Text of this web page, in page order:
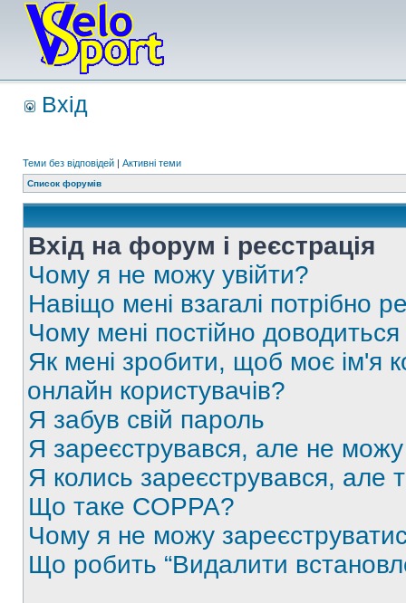
Вхід
Теми без відповідей | Активні теми
Список форумів
Вхід на форум і реєстрація
Чому я не можу увійти?
Навіщо мені взагалі потрібно
Чому мені постійно
Як мені зробити, щоб моє ім'я
онлайн користувачів?
Я забув свій пароль
Я зареєструвався, але не
Я колись зареєструвався,
Що таке COPPA?
Чому я не можу
Що робить “Видалити